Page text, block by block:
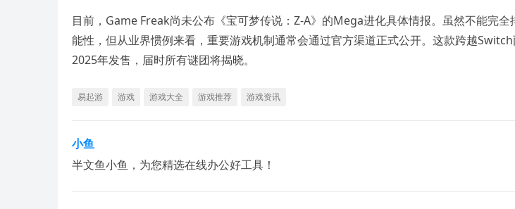
目前，Game Freak尚未公布《宝可梦传说：Z-A》的Mega进化具体情报。虽然不能完
能性，但从业界惯例来看，重要游戏机制通常会通过官方渠道正式公开。这款跨越
2025年发售，届时所有谜团将揭晓。
易起游 游戏 游戏大全 游戏推荐 游戏资讯
小鱼
半文鱼小鱼，为您精选在线办公好工具！